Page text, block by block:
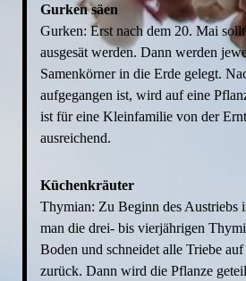
Gurken säen
Gurken: Erst nach dem 20. Mai
ausgesät werden. Dann werden
Samenkörner in die Erde gelegt.
aufgegangen ist, wird auf eine
ist für eine Kleinfamilie von der
ausreichend.
Küchenkräuter
Thymian: Zu Beginn des Austriebs
man die drei- bis vierjährigen
Boden und schneidet alle Triebe
zurück. Dann wird die Pflanze